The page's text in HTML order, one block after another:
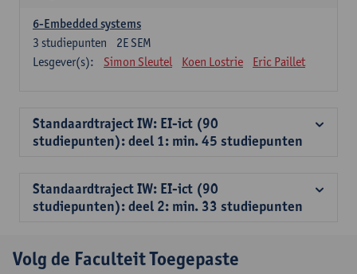
6-Embedded systems
2E SEM
3 studiepunten
Lesgever(s):
Simon Sleutel Koen Lostrie Eric Paillet
Standaardtraject IW: EI-ict (90
studiepunten): deel 1: min. 45 studiepunten
Standaardtraject IW: EI-ict (90
studiepunten): deel 2: min. 33 studiepunten
Volg de Faculteit Toegepaste